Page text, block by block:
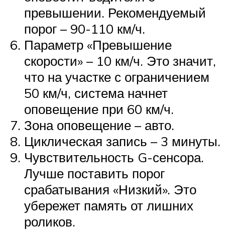
превышении. Рекомендуемый
порог – 90-110 км/ч.
Параметр «Превышение
скорости» – 10 км/ч. Это значит,
что на участке с ограничением
50 км/ч, система начнет
оповещение при 60 км/ч.
Зона оповещение – авто.
Циклическая запись – 3 минуты.
Чувствительность G-сенсора.
Лучше поставить порог
срабатывания «Низкий». Это
убережет память от лишних
роликов.